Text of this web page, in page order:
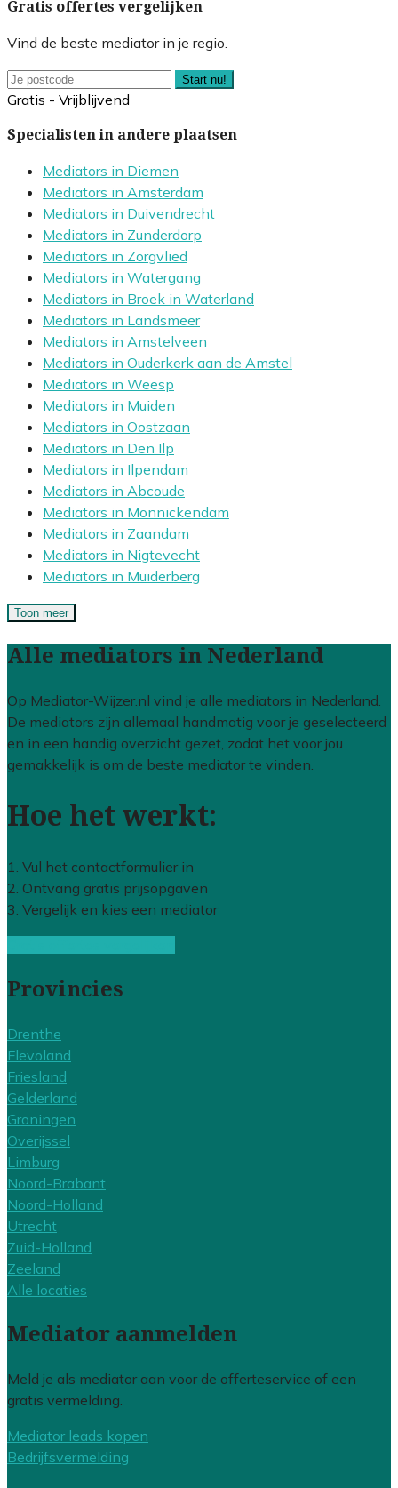
Gratis offertes vergelijken
Vind de beste mediator in je regio.
Start nu!
Gratis - Vrijblijvend
Specialisten in andere plaatsen
Mediators in Diemen
Mediators in Amsterdam
Mediators in Duivendrecht
Mediators in Zunderdorp
Mediators in Zorgvlied
Mediators in Watergang
Mediators in Broek in Waterland
Mediators in Landsmeer
Mediators in Amstelveen
Mediators in Ouderkerk aan de Amstel
Mediators in Weesp
Mediators in Muiden
Mediators in Oostzaan
Mediators in Den Ilp
Mediators in Ilpendam
Mediators in Abcoude
Mediators in Monnickendam
Mediators in Zaandam
Mediators in Nigtevecht
Mediators in Muiderberg
Toon meer
Alle mediators in Nederland
Op Mediator-Wijzer.nl vind je alle mediators in Nederland.
De mediators zijn allemaal handmatig voor je geselecteerd
en in een handig overzicht gezet, zodat het voor jou
gemakkelijk is om de beste mediator te vinden.
Hoe het werkt:
1. Vul het contactformulier in
2. Ontvang gratis prijsopgaven
3. Vergelijk en kies een mediator
Provincies
Drenthe
Flevoland
Friesland
Gelderland
Groningen
Overijssel
Limburg
Noord-Brabant
Noord-Holland
Utrecht
Zuid-Holland
Zeeland
Alle locaties
Mediator aanmelden
Meld je als mediator aan voor de offerteservice of een
gratis vermelding.
Mediator leads kopen
Bedrijfsvermelding